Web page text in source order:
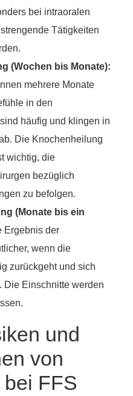
bei intraoralen
Tätigkeiten
(Wochen bis Monate):
mehrere Monate
in den
häufig und klingen in
Die Knochenheilung
wichtig, die
bezüglich
zu befolgen.
(Monate bis ein
Ergebnis der
wenn die
zurückgeht und sich
Die Einschnitte werden
und
von
FFS